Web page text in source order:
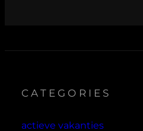
CATEGORIES
actieve vakanties